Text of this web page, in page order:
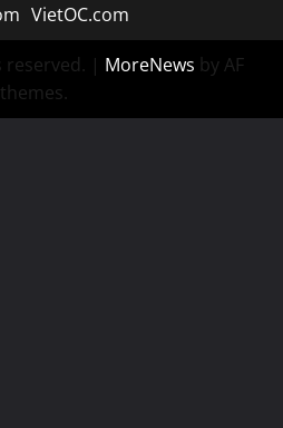
VietOC.com
| MoreNews by AF
themes.